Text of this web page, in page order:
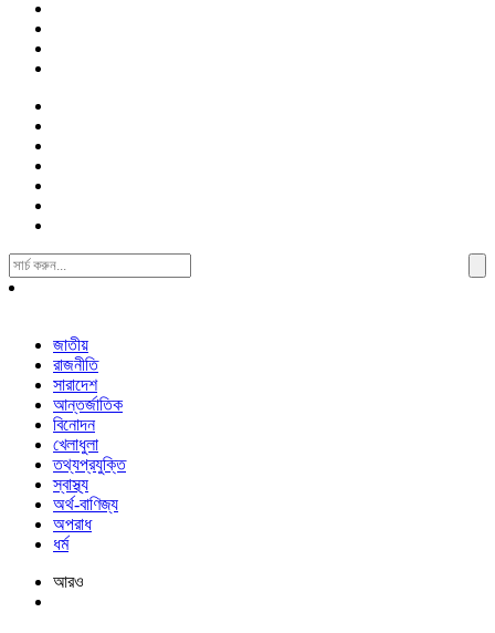
Search
For:
জাতীয়
রাজনীতি
সারাদেশ
আন্তর্জাতিক
বিনোদন
খেলাধুলা
তথ্যপ্রযুক্তি
স্বাস্থ্য
অর্থ-বাণিজ্য
অপরাধ
ধর্ম
আরও